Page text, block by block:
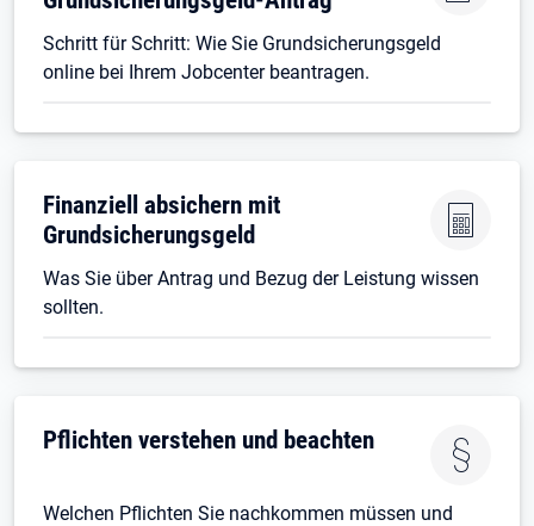
Schritt für Schritt: Wie Sie Grundsicherungsgeld
online bei Ihrem Jobcenter beantragen.
Finanziell absichern mit
Grundsicherungsgeld
Was Sie über Antrag und Bezug der Leistung wissen
sollten.
Pflichten verstehen und beachten
Welchen Pflichten Sie nachkommen müssen und